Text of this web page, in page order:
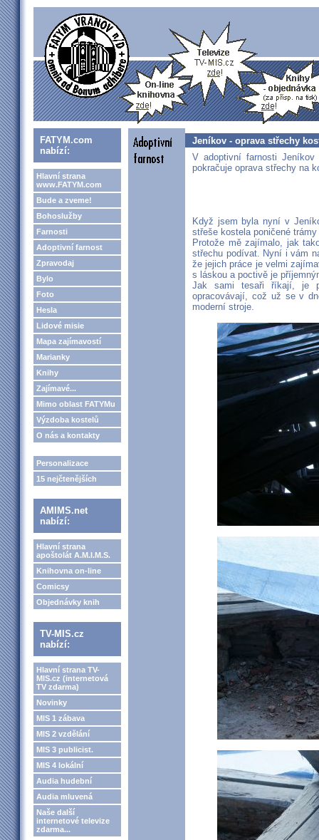
FATYM.com
nabízí:
Hlavní strana
www.FATYM.com
Bude a zveme!
Bohoslužby
Farnosti
Adoptivní farnost
Zpravodaj
Bylo
Foto
Hesla
Lidové misie
Mapa zajímavostí
Marianky
Knihy
Zajímavé...
Mimo oblast FATYMu
Výzdoba kostelů
O nás a kontakty
Personalizace
15 nejčtenějších
AMIMS.net
nabízí:
Hlavní strana
apoštolát A.M.I.M.S.
Knihovna on-line
Comicsy
Objednávky knih
TV-MIS.cz
nabízí:
Hlavní strana TV-
MIS.cz (internetová
TV zdarma)
Novinky
MIS 1 zábava
MIS 2 vzdělání
MIS 3 publicist.
MIS 4 lokální
Audia hudební
Audia mluvená
Naše další
internetové televize
zdarma...
Jeníkov - oprava střechy
V adoptivní farnosti
pokračuje oprava střechy na
Když jsem byla nyní v
střeše kostela poničené
Protože mě zajímalo, jak
střechu podívat. Nyní i vám
že jejich práce je velmi
s láskou a poctivě je
Jak sami tesaři říkají, je
opracovávají, což už se v
moderní stroje.